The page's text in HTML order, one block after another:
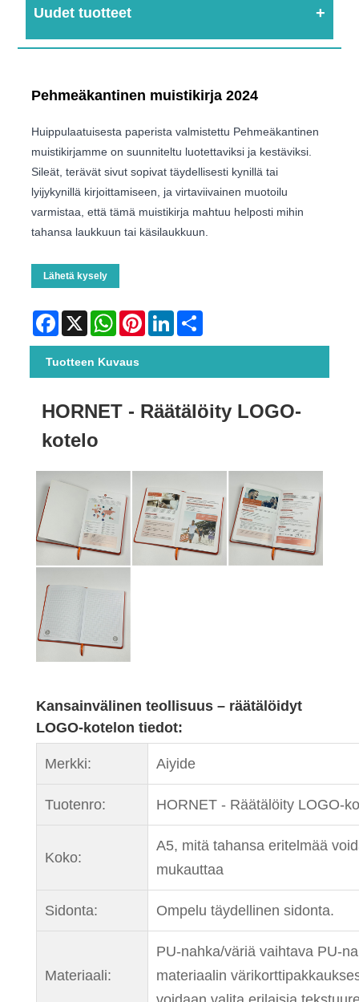
Uudet tuotteet
Pehmeäkantinen muistikirja 2024
Huippulaatuisesta paperista valmistettu Pehmeäkantinen
muistikirjamme on suunniteltu luotettaviksi ja kestäviksi.
Sileät, terävät sivut sopivat täydellisesti kynillä tai
lyijykynillä kirjoittamiseen, ja virtaviivainen muotoilu
varmistaa, että tämä muistikirja mahtuu helposti mihin
tahansa laukkuun tai käsilaukkuun.
Lähetä kysely
Facebook
X WhatsAppPinterestLinkedIn
Tuotteen Kuvaus
HORNET - Räätälöity LOGO-
kotelo
Kansainvälinen teollisuus – räätälöidyt
LOGO-kotelon tiedot:
Merkki: Aiyide
Tuotenro: HORNET - Räätälöity LOGO-
Koko:
A5, mitä tahansa eritelmää
mukauttaa
Sidonta: Ompelu täydellinen sidonta.
Materiaali:
PU-nahka/väriä vaihtava PU-
materiaalin